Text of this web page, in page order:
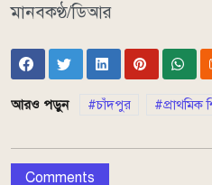
মানবকণ্ঠ/ডিআর
আরও পড়ুন চাঁদপুর প্রাথমিক
Comments